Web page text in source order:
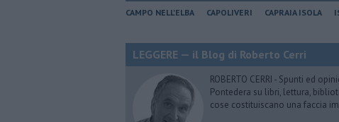
CAMPO NELL'ELBA CAPOLIVERI CAPRAIA ISOLA
LEGGERE — il Blog di Roberto Cerri
ROBERTO CERRI - Spunti ed
Pontedera su libri, lettura,
cose costituiscano una faccia